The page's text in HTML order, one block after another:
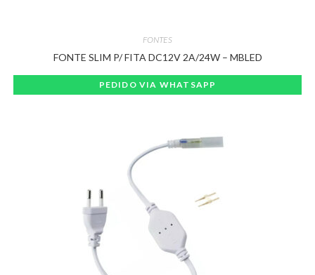
FONTES
FONTE SLIM P/ FITA DC12V 2A/24W – MBLED
PEDIDO VIA WHATSAPP